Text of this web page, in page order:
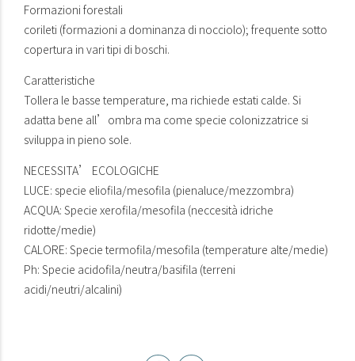
Formazioni forestali
corileti (formazioni a dominanza di nocciolo); frequente sotto
copertura in vari tipi di boschi.
Caratteristiche
Tollera le basse temperature, ma richiede estati calde. Si
adatta bene all’ombra ma come specie colonizzatrice si
sviluppa in pieno sole.
NECESSITA’ ECOLOGICHE
LUCE: specie eliofila/mesofila (pienaluce/mezzombra)
ACQUA: Specie xerofila/mesofila (neccesità idriche
ridotte/medie)
CALORE: Specie termofila/mesofila (temperature alte/medie)
Ph: Specie acidofila/neutra/basifila (terreni
acidi/neutri/alcalini)